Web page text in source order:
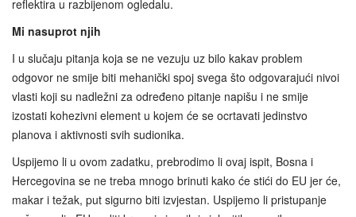
reflektira u razbijenom ogledalu.
Mi nasuprot njih
I u slučaju pitanja koja se ne vezuju uz bilo kakav problem
odgovor ne smije biti mehanički spoj svega što odgovarajući nivoi
vlasti koji su nadležni za određeno pitanje napišu i ne smije
izostati kohezivni element u kojem će se ocrtavati jedinstvo
planova i aktivnosti svih sudionika.
Uspijemo li u ovom zadatku, prebrodimo li ovaj ispit, Bosna i
Hercegovina se ne treba mnogo brinuti kako će stići do EU jer će,
makar i težak, put sigurno biti izvjestan. Uspijemo li pristupanje